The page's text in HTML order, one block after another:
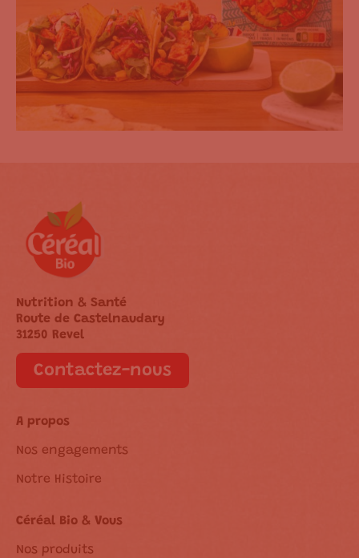
Nutrition & Santé
Route de Castelnaudary
31250 Revel
Contactez-nous
A propos
Nos engagements
Notre Histoire
Céréal Bio & Vous
Nos produits